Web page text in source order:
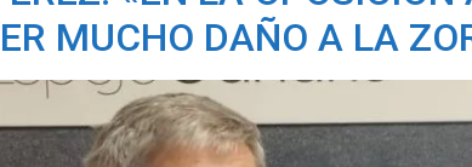
MUCHO DAÑO A LA